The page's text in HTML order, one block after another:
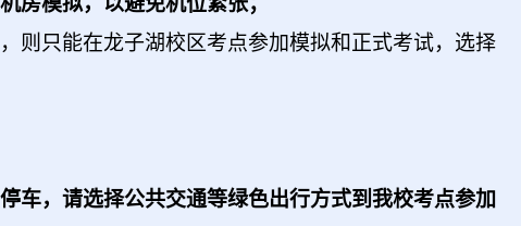
则只能在龙子湖校区考点参加模拟和正式考试，选择
车，请选择公共交通等绿色出行方式到我校考点参加